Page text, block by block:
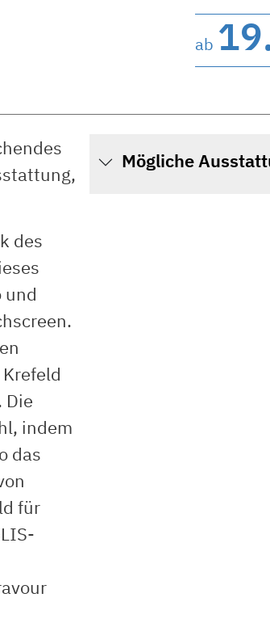
ab
des
und
Die
indem
das
für
Mögliche